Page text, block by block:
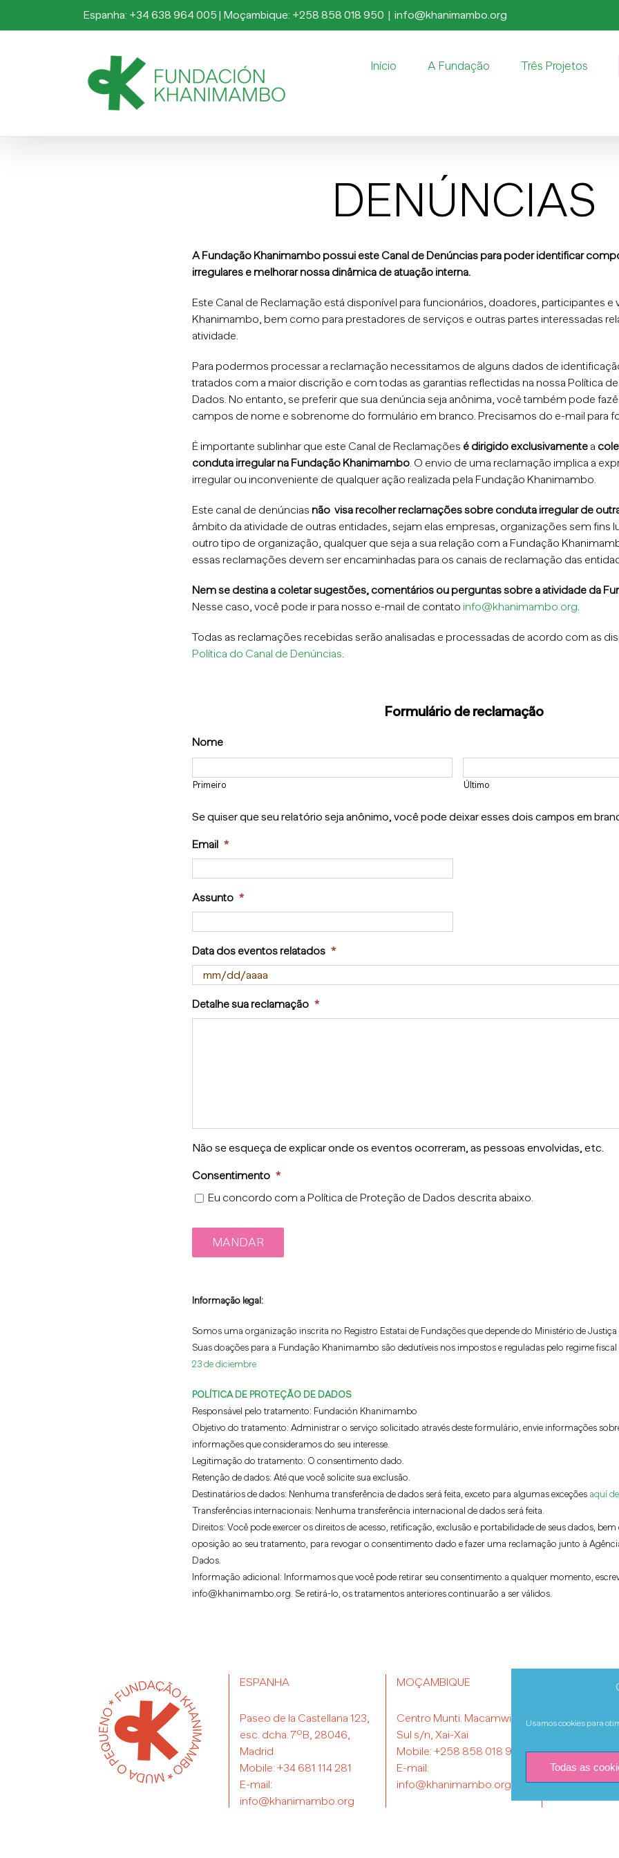
Usamos cookies para
Todas as
Espanha: +34 638 964 005 | Moçambique: +258 858 018 950 | info@khanimambo.org
Início A Fundação Três Projetos
DENÚNCIAS
A Fundação Khanimambo possui este Canal de Denúncias para poder identificar
irregulares e melhorar nossa dinâmica de atuação interna.
Este Canal de Reclamação está disponível para funcionários, doadores, participantes e
Khanimambo, bem como para prestadores de serviços e outras partes interessadas
atividade.
Para podermos processar a reclamação necessitamos de alguns dados de
tratados com a maior discrição e com todas as garantias reflectidas na nossa Política
Dados. No entanto, se preferir que sua denúncia seja anônima, você também pode
campos de nome e sobrenome do formulário em branco. Precisamos do e-mail para
É importante sublinhar que este Canal de Reclamações é dirigido exclusivamentea
conduta irregular na Fundação Khanimambo. O envio de uma reclamação implica a
irregular ou inconveniente de qualquer ação realizada pela Fundação Khanimambo.
Este canal de denúncias não visa recolher reclamações sobre conduta irregular de
âmbito da atividade de outras entidades, sejam elas empresas, organizações sem fins
outro tipo de organização, qualquer que seja a sua relação com a Fundação
essas reclamações devem ser encaminhadas para os canais de reclamação das
Nem se destina a coletar sugestões, comentários ou perguntas sobre a atividade da
Nesse caso, você pode ir para nosso e-mail de contato info@khanimambo.org.
Todas as reclamações recebidas serão analisadas e processadas de acordo com as
Política do Canal de Denúncias.
Formulário de reclamação
Nome
Primeiro Último
Se quiser que seu relatório seja anônimo, você pode deixar esses dois campos em
Email *
Assunto *
Data dos eventos relatados *
Detalhe sua reclamação *
Não se esqueça de explicar onde os eventos ocorreram, as pessoas envolvidas, etc.
Consentimento *
Eu concordo com a Política de Proteção de Dados descrita abaixo.
Informação legal:
Somos uma organização inscrita no Registro Estatai de Fundações que depende do Ministério de
Suas doações para a Fundação Khanimambo são dedutíveis nos impostos e reguladas pelo regime fiscal
23 de diciembre
POLÍTICA DE PROTEÇÃO DE DADOS
Responsável pelo tratamento: Fundación Khanimambo
Objetivo do tratamento: Administrar o serviço solicitado através deste formulário, envie informações
informações que consideramos do seu interesse.
Legitimação do tratamento: O consentimento dado.
Retenção de dados: Até que você solicite sua exclusão.
Destinatários de dados: Nenhuma transferência de dados será feita, exceto para algumas exceções aquí
Transferências internacionais: Nenhuma transferência internacional de dados será feita.
Direitos: Você pode exercer os direitos de acesso, retificação, exclusão e portabilidade de seus dados,
oposição ao seu tratamento, para revogar o consentimento dado e fazer uma reclamação junto à
Dados.
Informação adicional: Informamos que você pode retirar seu consentimento a qualquer momento,
info@khanimambo.org. Se retirá-lo, os tratamentos anteriores continuarão a ser válidos.
ESPANHA
Paseo de la Castellana 123,
esc. dcha. 7ºB, 28046,
Madrid
Mobile: +34 681 114 281
E-mail:
info@khanimambo.org
MOÇAMBIQUE
Centro Munti. Macamwine-
Sul s/n, Xai-Xai
Mobile: +258 858 018 950
E-mail:
info@khanimambo.org